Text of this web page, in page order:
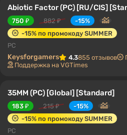
Abiotic Factor (PC) [RU/CIS]
750 ₽ 882 ₽
-15%
-15% по промокоду SUMMER
PC
Keysforgamers 4.3855 отзывов
Поддержка на VGTimes
35MM (PC) [Global] [Standard]
183 ₽ 215 ₽
-15%
-15% по промокоду SUMMER
PC